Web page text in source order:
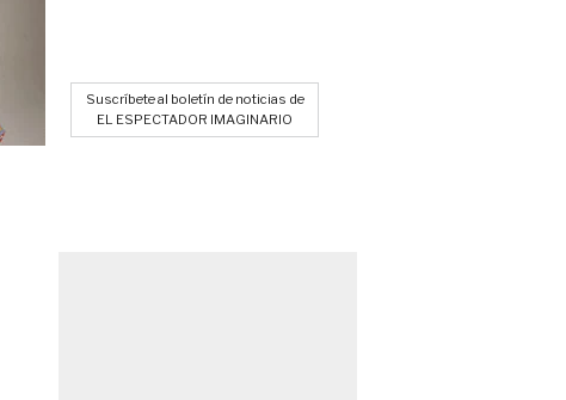
Suscríbete al boletín de noticias de
EL ESPECTADOR IMAGINARIO